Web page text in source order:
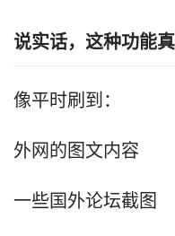
说实话，这种功能
像平时刷到：
外网的图文内容
一些国外论坛截图